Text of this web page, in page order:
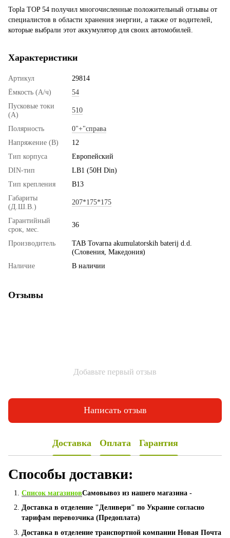
Topla TOP 54 получил многочисленные положительный отзывы от
специалистов в области хранения энергии, а также от водителей,
которые выбрали этот аккумулятор для своих автомобилей.
Характеристики
Артикул
29814
Ёмкость (А/ч)
54
Пусковые токи
(А)
510
Полярность
0"+"справа
Напряжение (В)
12
Тип корпуса
Европейский
DIN-тип
LB1 (50H Din)
Тип крепления
B13
Габариты
(Д.Ш.В.)
207*175*175
Гарантийный
срок, мес.
36
Производитель
TAB Tovarna akumulatorskih baterij d.d.
(Словения, Македония)
Наличие
В наличии
Отзывы
Добавьте первый отзыв
Написать отзыв
Доставка Оплата Гарантия
Способы доставки:
Список магазиновСамовывоз из нашего магазина -
Доставка в отделение "Деливери" по Украине согласно
тарифам перевозчика (Предоплата)
Доставка в отделение транспортной компании Новая Почта